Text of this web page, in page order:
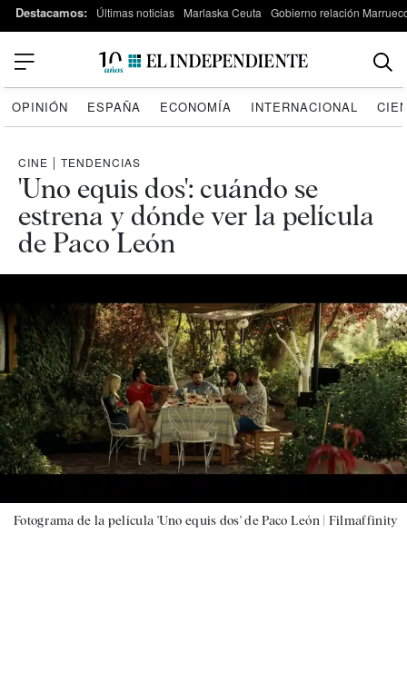
Destacamos: Últimas noticias Marlaska Ceuta Gobierno relación
OPINIÓN ESPAÑA ECONOMÍA INTERNACIONAL
CINE | TENDENCIAS
'Uno equis dos': cuándo se
estrena y dónde ver la película
de Paco León
Fotograma de la película 'Uno equis dos' de Paco León | Filmaffinity